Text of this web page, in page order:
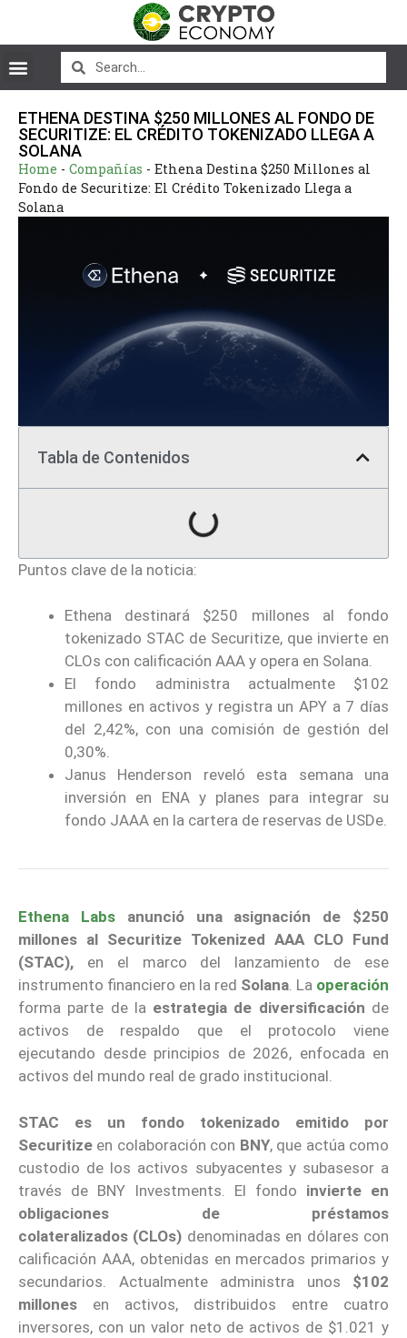
ETHENA DESTINA $250 MILLONES AL FONDO DE
SECURITIZE: EL CRÉDITO TOKENIZADO LLEGA A
SOLANA
Home - Compañías - Ethena Destina $250 Millones al
Fondo de Securitize: El Crédito Tokenizado Llega a
Solana
Tabla de Contenidos
Puntos clave de la noticia:
Ethena destinará $250 millones al fondo
tokenizado STAC de Securitize, que invierte en
CLOs con calificación AAA y opera en Solana.
El fondo administra actualmente $102
millones en activos y registra un APY a 7 días
del 2,42%, con una comisión de gestión del
0,30%.
Janus Henderson reveló esta semana una
inversión en ENA y planes para integrar su
fondo JAAA en la cartera de reservas de USDe.
Ethena Labs
anunció una asignación de $250
millones al Securitize Tokenized AAA CLO Fund
(STAC), en el marco del lanzamiento de ese
instrumento financiero en la red Solana. La operación
forma parte de la estrategia de diversificación de
activos de respaldo que el protocolo viene
ejecutando desde principios de 2026, enfocada en
activos del mundo real de grado institucional.
STAC es un fondo tokenizado emitido por
Securitize en colaboración con BNY, que actúa como
custodio de los activos subyacentes y subasesor a
través de BNY Investments. El fondo invierte en
obligaciones de préstamos
colateralizados (CLOs) denominadas en dólares con
calificación AAA, obtenidas en mercados primarios y
secundarios. Actualmente administra unos $102
millones en activos, distribuidos entre cuatro
inversores, con un valor neto de activos de $1.021 y